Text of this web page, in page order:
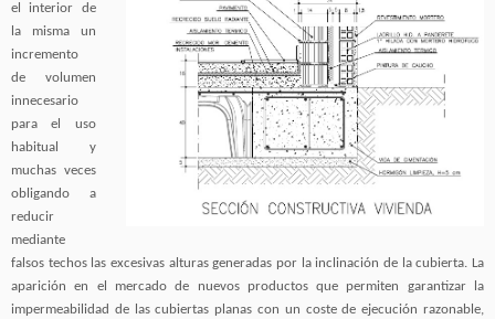
el interior de
la misma un
incremento
de volumen
innecesario
para el uso
habitual y
muchas veces
obligando a
reducir
mediante
falsos techos las excesivas alturas generadas por la inclinación de la cubierta. La
aparición en el mercado de nuevos productos que permiten garantizar la
impermeabilidad de las cubiertas planas con un coste de ejecución razonable,